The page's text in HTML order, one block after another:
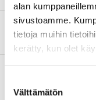
alan
sivustoamme.
tietoja muihin
kerätty, kun olet
valinta
Välttämätön
About the